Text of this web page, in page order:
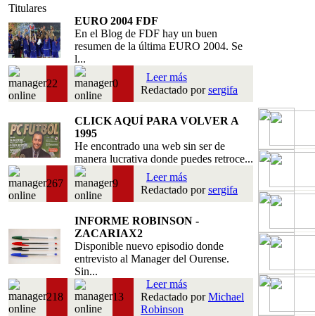
Titulares
EURO 2004 FDF
En el Blog de FDF hay un buen
resumen de la última EURO 2004. Se
l...
22 0
Leer más
Redactado porsergifa
CLICK AQUÍ PARA VOLVER A
1995
He encontrado una web sin ser de
manera lucrativa donde puedes retroce...
267 9
Leer más
Redactado porsergifa
INFORME ROBINSON -
ZACARIAX2
Disponible nuevo episodio donde
entrevisto al Manager del Ourense.
Sin...
218 13
Leer más
Redactado porMichael
Robinson